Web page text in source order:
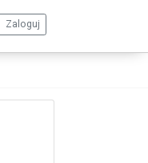
Zaloguj